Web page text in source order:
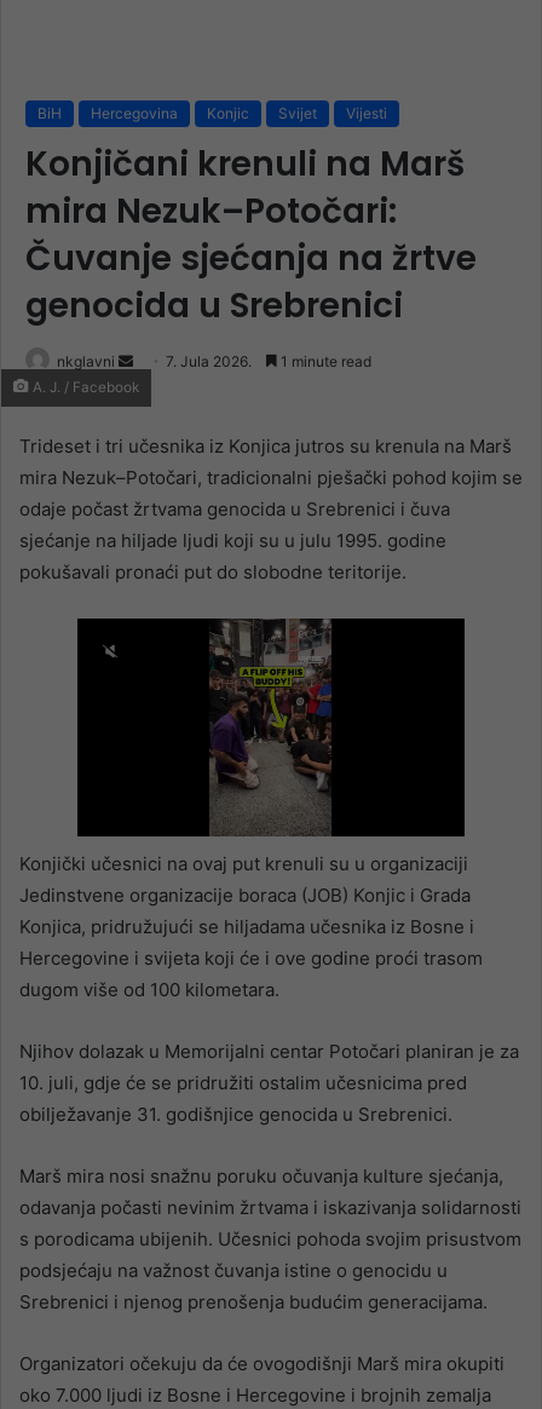
BiH Hercegovina Konjic Svijet Vijesti
Konjičani krenuli na Marš
mira Nezuk–Potočari:
Čuvanje sjećanja na žrtve
genocida u Srebrenici
nkglavni
Send
an
7. Jula 2026. 1 minute read
A. J. / Facebook
Trideset i tri učesnika iz Konjica jutros su krenula na Marš
mira Nezuk–Potočari, tradicionalni pješački pohod kojim se
odaje počast žrtvama genocida u Srebrenici i čuva
sjećanje na hiljade ljudi koji su u julu 1995. godine
pokušavali pronaći put do slobodne teritorije.
Konjički učesnici na ovaj put krenuli su u organizaciji
Jedinstvene organizacije boraca (JOB) Konjic i Grada
Konjica, pridružujući se hiljadama učesnika iz Bosne i
Hercegovine i svijeta koji će i ove godine proći trasom
dugom više od 100 kilometara.
Njihov dolazak u Memorijalni centar Potočari planiran je za
10. juli, gdje će se pridružiti ostalim učesnicima pred
obilježavanje 31. godišnjice genocida u Srebrenici.
Marš mira nosi snažnu poruku očuvanja kulture sjećanja,
odavanja počasti nevinim žrtvama i iskazivanja solidarnosti
s porodicama ubijenih. Učesnici pohoda svojim prisustvom
podsjećaju na važnost čuvanja istine o genocidu u
Srebrenici i njenog prenošenja budućim generacijama.
Organizatori očekuju da će ovogodišnji Marš mira okupiti
oko 7.000 ljudi iz Bosne i Hercegovine i brojnih zemalja